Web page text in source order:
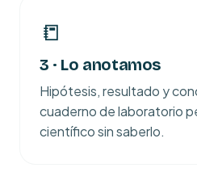
📒
3 · Lo anotamos
Hipótesis, resultado y
cuaderno de laboratorio
científico sin saberlo.